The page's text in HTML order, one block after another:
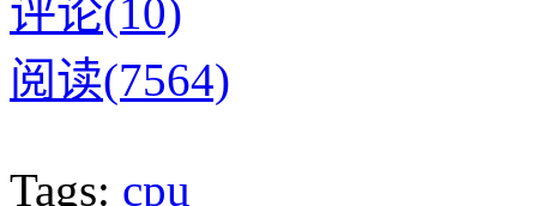
评论(10)
阅读(7564)
Tags: cpu